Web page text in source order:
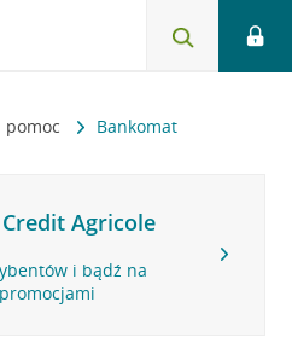
pomoc Bankomat
Agricole
i bądź na